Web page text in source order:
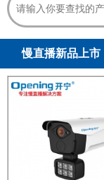
慢直播新品上市